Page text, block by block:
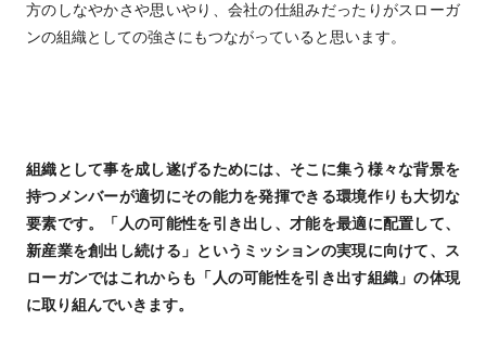
方のしなやかさや思いやり、会社の仕組みだったりがスローガ
ンの組織としての強さにもつながっていると思います。
組織として事を成し遂げるためには、そこに集う様々な背景を
持つメンバーが適切にその能力を発揮できる環境作りも大切な
要素です。「人の可能性を引き出し、才能を最適に配置して、
新産業を創出し続ける」というミッションの実現に向けて、ス
ローガンではこれからも「人の可能性を引き出す組織」の体現
に取り組んでいきます。